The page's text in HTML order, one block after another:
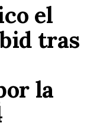
el
tras
la